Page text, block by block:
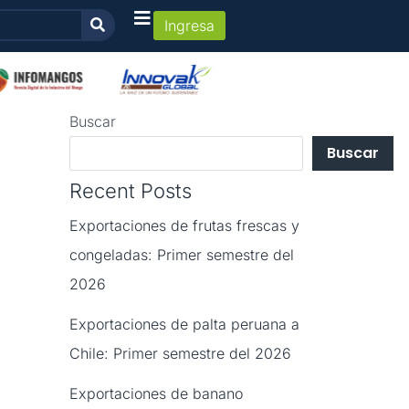
Ingresa
Buscar
Buscar
Recent Posts
Exportaciones de frutas frescas y
congeladas: Primer semestre del
2026
Exportaciones de palta peruana a
Chile: Primer semestre del 2026
Exportaciones de banano